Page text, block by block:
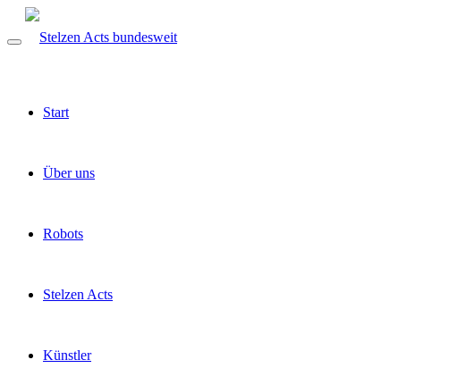
Start
Über uns
Robots
Stelzen Acts
Künstler